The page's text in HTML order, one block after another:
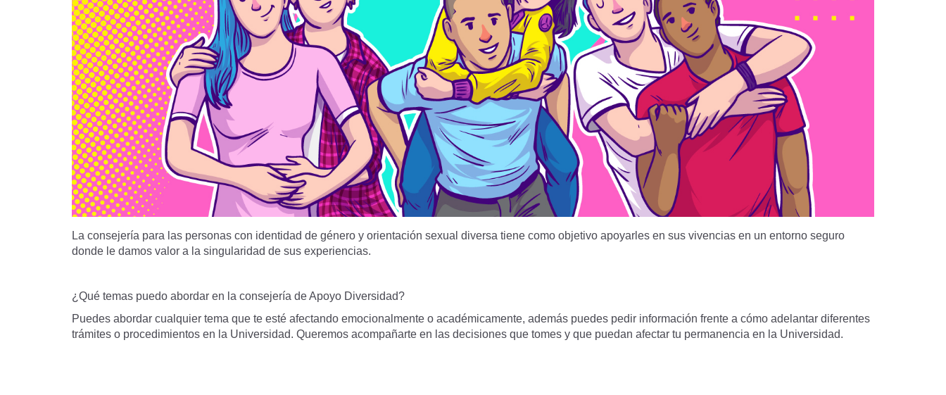
La consejería para las personas con identidad de género y orientación sexual diversa tiene como objetivo apoyarles en sus vivencias en un entorno seguro
donde le damos valor a la singularidad de sus experiencias.
¿Qué temas puedo abordar en la consejería de Apoyo Diversidad?
Puedes abordar cualquier tema que te esté afectando emocionalmente o académicamente, además puedes pedir información frente a cómo adelantar diferentes
trámites o procedimientos en la Universidad. Queremos acompañarte en las decisiones que tomes y que puedan afectar tu permanencia en la Universidad.